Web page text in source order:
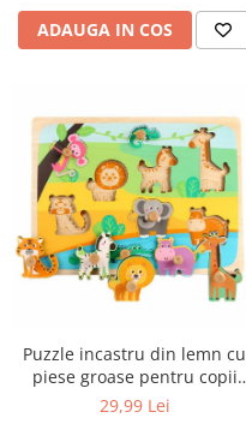
ADAUGA IN COS
Puzzle incastru din lemn cu
piese groase pentru copii
Animale din Savana, 9 piese,
29,99 Lei